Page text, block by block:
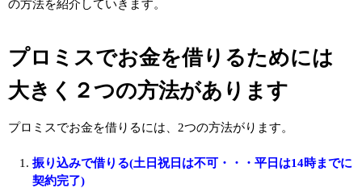
の方法を紹介していきます。
プロミスでお金を借りるためには
大きく２つの方法があります
プロミスでお金を借りるには、2つの方法がります。
振り込みで借りる(土日祝日は不可・・・平日は14時までに
契約完了)